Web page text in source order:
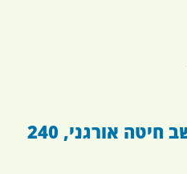
California Gold Nutrition, Superfoods, אבקת עשב חיטה אורגני, 240